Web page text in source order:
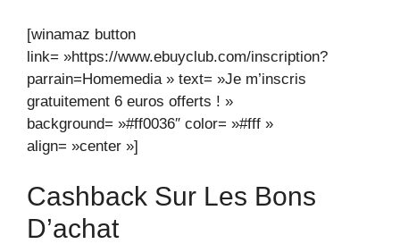
[winamaz button
link= »https://www.ebuyclub.com/inscription?
parrain=Homemedia » text= »Je m’inscris
gratuitement 6 euros offerts ! »
background= »#ff0036″ color= »#fff »
align= »center »]
Cashback Sur Les Bons
D’achat